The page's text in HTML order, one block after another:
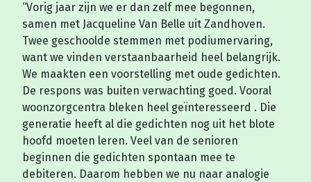
“Vorig jaar zijn we er dan zelf mee begonnen,
samen met Jacqueline Van Belle uit Zandhoven.
Twee geschoolde stemmen met podiumervaring,
want we vinden verstaanbaarheid heel belangrijk.
We maakten een voorstelling met oude gedichten.
De respons was buiten verwachting goed. Vooral
woonzorgcentra bleken heel geïnteresseerd . Die
generatie heeft al die gedichten nog uit het blote
hoofd moeten leren. Veel van de senioren
beginnen die gedichten spontaan mee te
debiteren. Daarom hebben we nu naar analogie